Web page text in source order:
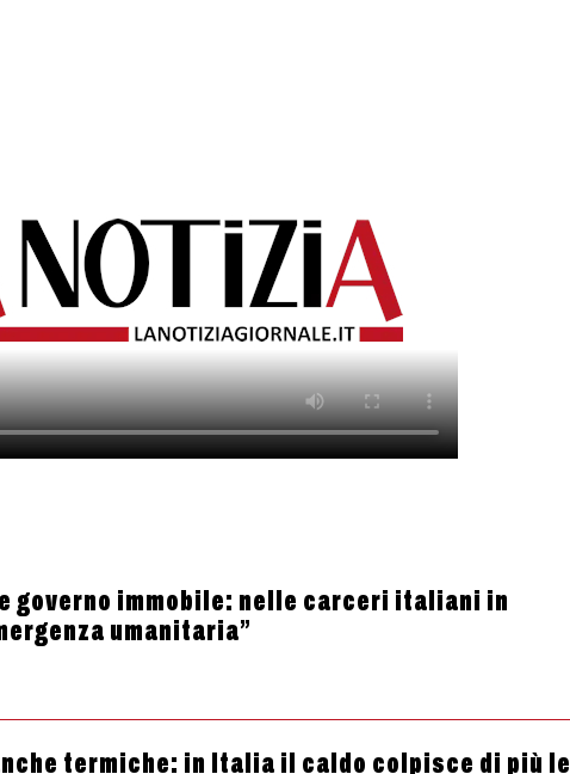
governo immobile: nelle carceri italiani in
umanitaria”
termiche: in Italia il caldo colpisce di più le